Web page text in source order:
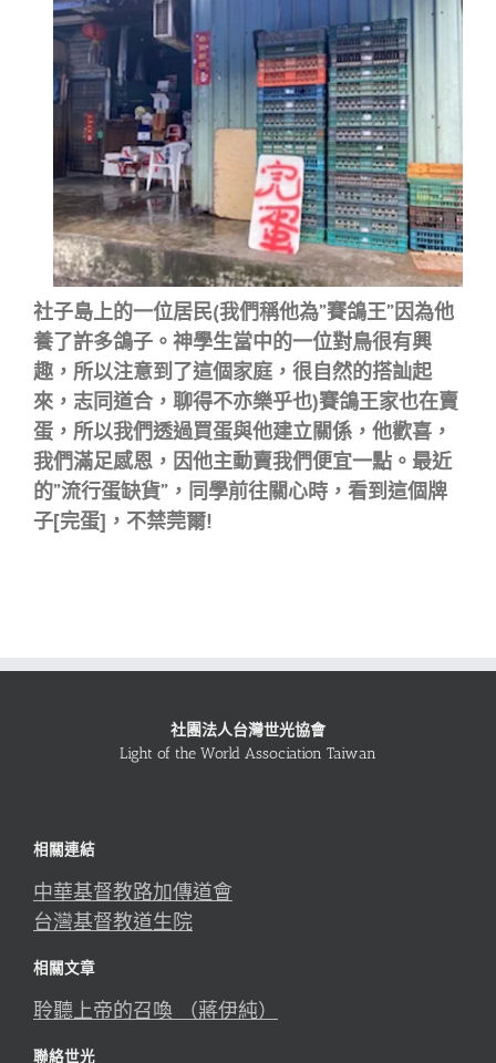
社子島上的一位居民(我們稱他為”賽鴿王”因為他
養了許多鴿子。神學生當中的一位對鳥很有興
趣，所以注意到了這個家庭，很自然的搭訕起
來，志同道合，聊得不亦樂乎也)賽鴿王家也在賣
蛋，所以我們透過買蛋與他建立關係，他歡喜，
我們滿足感恩，因他主動賣我們便宜一點。最近
的”流行蛋缺貨”，同學前往關心時，看到這個牌
子[完蛋]，不禁莞爾!
社團法人台灣世光協會
Light of the World Association Taiwan
相關連結
中華基督教路加傳道會
台灣基督教道生院
相關文章
聆聽上帝的召喚 （蔣伊純）
聯絡世光